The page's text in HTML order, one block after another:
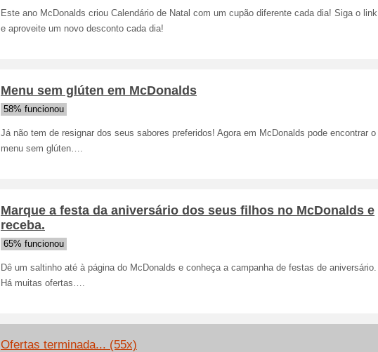
Este ano McDonalds criou Calendário de Natal com um cupão diferente cada dia! Siga o link
e aproveite um novo desconto cada dia!
Menu sem glúten em McDonalds
58% funcionou
Já não tem de resignar dos seus sabores preferidos! Agora em McDonalds pode encontrar o
menu sem glúten….
Marque a festa da aniversário dos seus filhos no McDonalds e
receba.
65% funcionou
Dê um saltinho até à página do McDonalds e conheça a campanha de festas de aniversário.
Há muitas ofertas….
Ofertas terminada... (55x)